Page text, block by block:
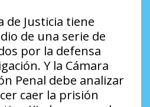
de Justicia tiene
de una serie de
por la defensa
Y la Cámara
Penal debe analizar
caer la prisión